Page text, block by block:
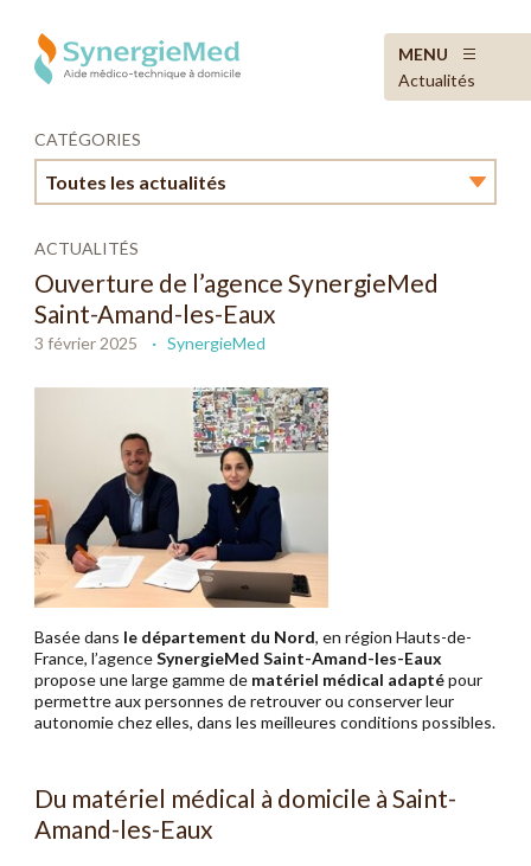
MENU
Actualités
CATÉGORIES
Toutes les actualités
Toutes les actualités
Actualités secteur
Informations pratiques
ACTUALITÉS
Ouverture de l’agence SynergieMed
Saint-Amand-les-Eaux
3 février 2025 SynergieMed
Basée dans le département du Nord, en région Hauts-de-
France, l’agenceSynergieMed Saint-Amand-les-Eaux
propose une large gamme de matériel médical adaptépour
permettre aux personnes de retrouver ou conserver leur
autonomie chez elles, dans les meilleures conditions possibles.
Du matériel médical à domicile à Saint-
Amand-les-Eaux